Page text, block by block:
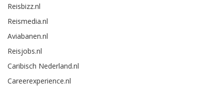
Reisbizz.nl
Reismedia.nl
Aviabanen.nl
Reisjobs.nl
Caribisch Nederland.nl
Careerexperience.nl